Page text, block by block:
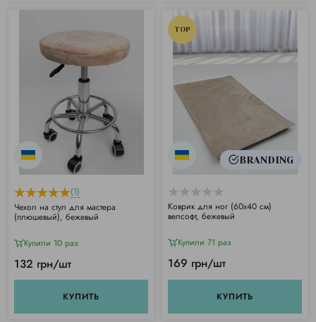
(1)
Чехол на стул для мастера
(плюшевый), бежевый
Купили 10 раз
132 грн/шт
КУПИТЬ
TOP
BRANDING
Коврик для ног (60х40 см)
велсофт, бежевый
Купили 71 раз
169 грн/шт
КУПИТЬ